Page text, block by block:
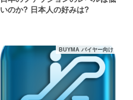
いのか? 日本人の好みは?
BUYMA バイヤー向け